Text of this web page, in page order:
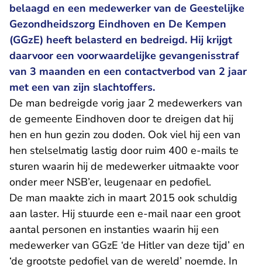
belaagd en een medewerker van de Geestelijke
Gezondheidszorg Eindhoven en De Kempen
(GGzE) heeft belasterd en bedreigd. Hij krijgt
daarvoor een voorwaardelijke gevangenisstraf
van 3 maanden en een contactverbod van 2 jaar
met een van zijn slachtoffers.
De man bedreigde vorig jaar 2 medewerkers van
de gemeente Eindhoven door te dreigen dat hij
hen en hun gezin zou doden. Ook viel hij een van
hen stelselmatig lastig door ruim 400 e-mails te
sturen waarin hij de medewerker uitmaakte voor
onder meer NSB’er, leugenaar en pedofiel.
De man maakte zich in maart 2015 ook schuldig
aan laster. Hij stuurde een e-mail naar een groot
aantal personen en instanties waarin hij een
medewerker van GGzE ‘de Hitler van deze tijd’ en
‘de grootste pedofiel van de wereld’ noemde. In